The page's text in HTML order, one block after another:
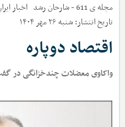
مجله ی 611 - شارحان رشد اخبار
تاریخ انتشار:شنبه ۲۶ مهر ۱۴۰۴
اقتصاد دوپاره
واکاوی معضلات چندخزانگی در